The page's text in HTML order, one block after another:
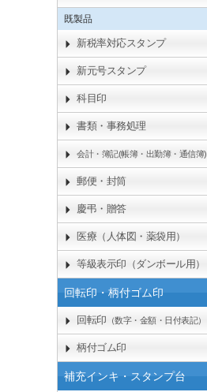
既製品
新税率対応スタンプ
新元号スタンプ
科目印
書類・事務処理
会計・簿記(帳簿・出勤簿・通信簿)
郵便・封筒
慶弔・贈答
医療（人体図・薬袋用）
等級表示印（ダンボール用）
回転印・柄付ゴム印
回転印 （数字・金額・日付表記）
柄付ゴム印
補充インキ・スタンプ台